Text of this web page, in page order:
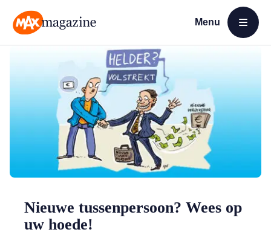
Menu
Open menu
Nieuwe tussenpersoon? Wees op
uw hoede!